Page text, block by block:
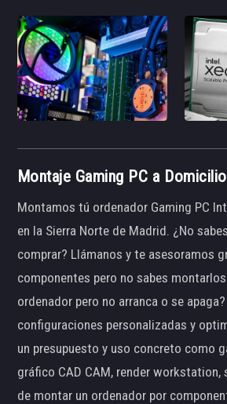
Montaje Gaming PC a Domicilio
Montamos tú ordenador Gaming PC
en la Sierra Norte de Madrid. ¿No
comprar? Llámanos y te asesoramos
componentes pero no sabes
ordenador pero no arranca o se
configuraciones personalizadas y
un presupuesto y uso concreto como
gráfico CAD CAM, render workstation,
de montar un ordenador por